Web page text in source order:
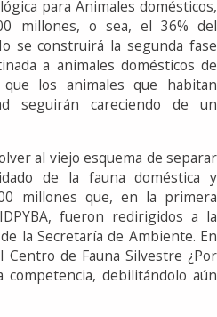
para Animales domésticos,
millones, o sea, el 36% del
se construirá la segunda fase
a animales domésticos de
los animales que habitan
seguirán careciendo de un
al viejo esquema de separar
de la fauna doméstica y
millones que, en la primera
fueron redirigidos a la
la Secretaría de Ambiente. En
de Fauna Silvestre ¿Por
competencia, debilitándolo aún